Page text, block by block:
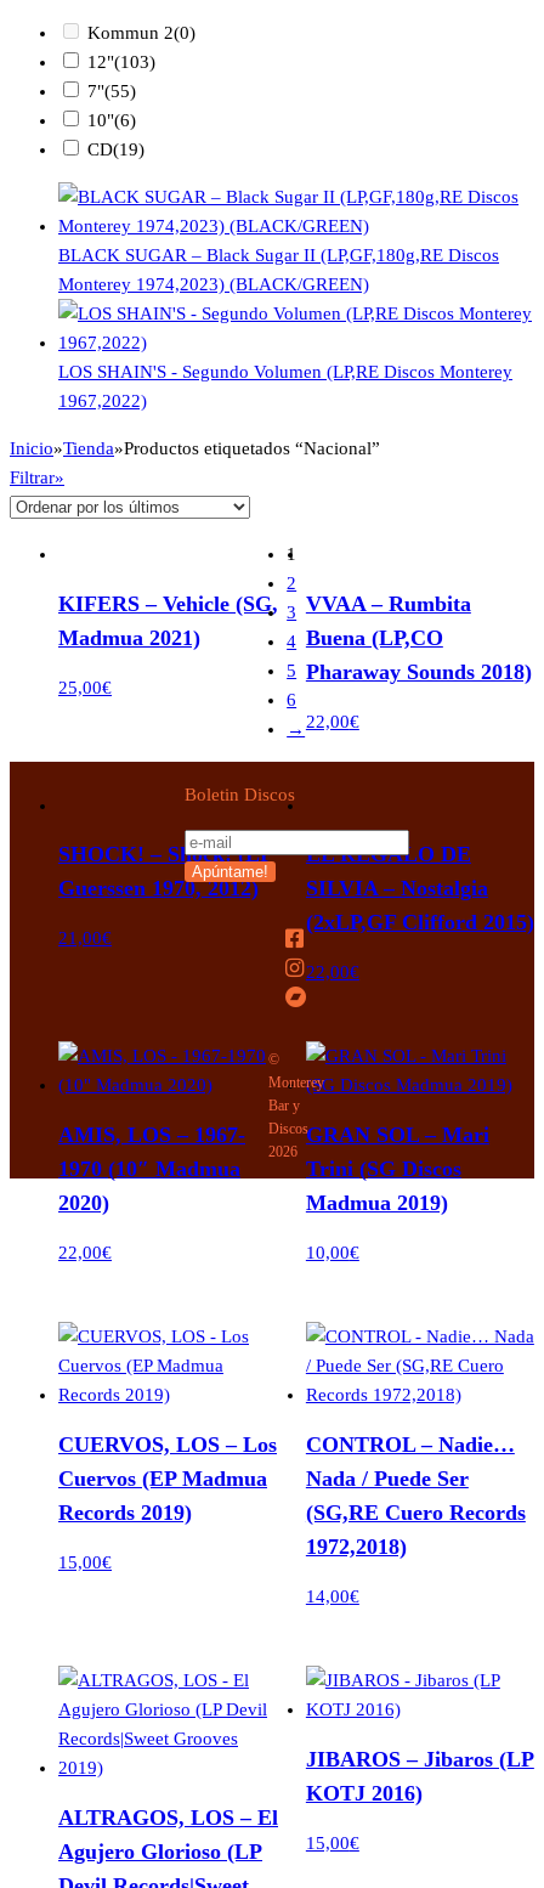
Kommun 2(0)
12"(103)
7"(55)
10"(6)
CD(19)
BLACK SUGAR – Black Sugar II (LP,GF,180g,RE Discos
Monterey 1974,2023) (BLACK/GREEN)
LOS SHAIN'S - Segundo Volumen (LP,RE Discos Monterey
1967,2022)
Inicio»Tienda»Productos etiquetados “Nacional”
Filtrar»
KIFERS – Vehicle (SG,
Madmua 2021)
25,00€
VVAA – Rumbita
Buena (LP,CO
Pharaway Sounds 2018)
22,00€
SHOCK! – Shock! (LP
Guerssen 1970, 2012)
21,00€
EL REGALO DE
SILVIA – Nostalgia
(2xLP,GF Clifford 2015)
22,00€
AMIS, LOS – 1967-
1970 (10″ Madmua
2020)
22,00€
GRAN SOL – Mari
Trini (SG Discos
Madmua 2019)
10,00€
CUERVOS, LOS – Los
Cuervos (EP Madmua
Records 2019)
15,00€
CONTROL – Nadie…
Nada / Puede Ser
(SG,RE Cuero Records
1972,2018)
14,00€
ALTRAGOS, LOS – El
Agujero Glorioso (LP
JIBAROS – Jibaros (LP
KOTJ 2016)
15,00€
1
2
3
4
5
6
→
Boletin Discos
©
Monterey
Bar y
Discos
2026